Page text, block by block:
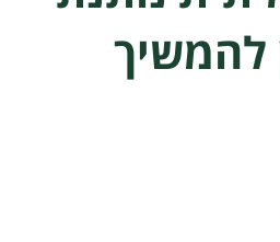
להמשיך